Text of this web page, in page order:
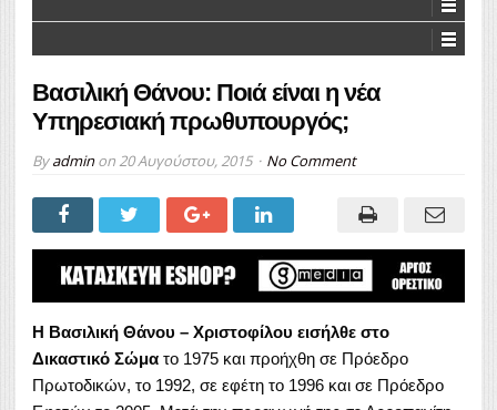
Βασιλική Θάνου: Ποιά είναι η νέα
Υπηρεσιακή πρωθυπουργός;
Byadminon 20 Αυγούστου, 2015 No Comment
Η Βασιλική Θάνου – Χριστοφίλου εισήλθε στο
Δικαστικό Σώμα το 1975 και προήχθη σε Πρόεδρο
Πρωτοδικών, το 1992, σε εφέτη το 1996 και σε Πρόεδρο